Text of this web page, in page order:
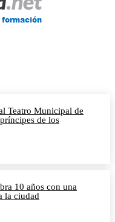
Teatro Municipal de
de los
10 años con una
la ciudad